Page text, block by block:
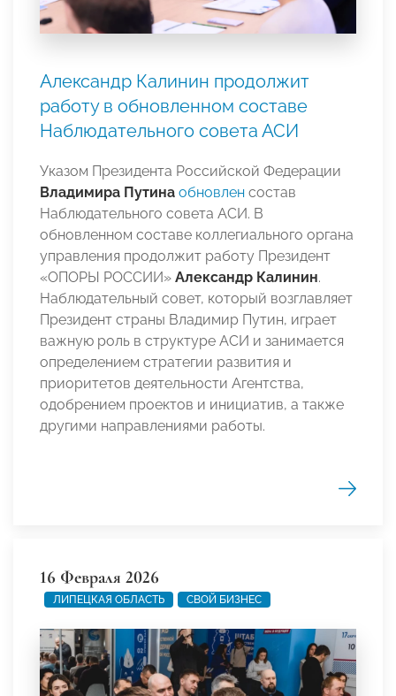
Александр Калинин продолжит
работу в обновленном составе
Наблюдательного совета АСИ
Указом Президента Российской Федерации
Владимира Путина обновлен состав
Наблюдательного совета АСИ. В
обновленном составе коллегиального органа
управления продолжит работу Президент
«ОПОРЫ РОССИИ» Александр Калинин.
Наблюдательный совет, который возглавляет
Президент страны Владимир Путин, играет
важную роль в структуре АСИ и занимается
определением стратегии развития и
приоритетов деятельности Агентства,
одобрением проектов и инициатив, а также
другими направлениями работы.
16 Февраля 2026
ЛИПЕЦКАЯ ОБЛАСТЬ СВОЙ БИЗНЕС